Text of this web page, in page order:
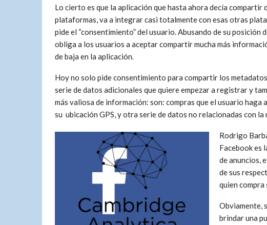
Lo cierto es que la aplicación que hasta ahora decía
plataformas, va a integrar casi totalmente con esas otras
pide el “consentimiento” del usuario. Abusando de su posición
obliga a los usuarios a aceptar compartir mucha más
de baja en la aplicación.
Hoy no solo pide consentimiento para compartir los
serie de datos adicionales que quiere empezar a registrar y
más valiosa de información: son: compras que el usuario
su ubicación GPS, y otra serie de datos no relacionadas con la
Rodrigo
Facebook es
de anuncios,
de sus
quien compra
Obviamente,
brindar una